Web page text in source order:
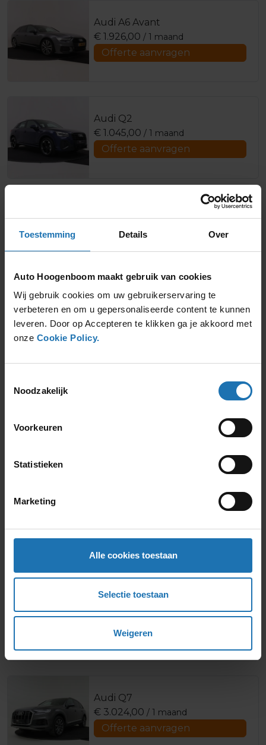
Toestemming Details Over
Auto Hoogenboom maakt gebruik van cookies
Wij gebruik cookies om uw gebruikerservaring te
verbeteren en om u gepersonaliseerde content te kunnen
leveren. Door op Accepteren te klikken ga je akkoord met
onze Cookie Policy.
Noodzakelijk
Voorkeuren
Statistieken
Marketing
Alle cookies toestaan
Selectie toestaan
Weigeren
Audi A6 Avant
€ 1.926,00 / 1 maand
Offerte aanvragen
Audi Q2
€ 1.045,00 / 1 maand
Offerte aanvragen
Audi Q3
1.611,00 / 1 maand
Audi Q4
€ 1.481,00 / 1 maand
Audi Q5 Sportback
€ 2.382,00 / 1 maand
Offerte aanvragen
Audi Q7
€ 3.024,00 / 1 maand
Offerte aanvragen